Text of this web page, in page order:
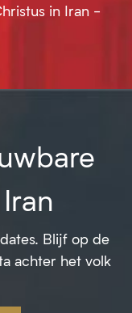
in Iran -
Blijf op de
achter het volk